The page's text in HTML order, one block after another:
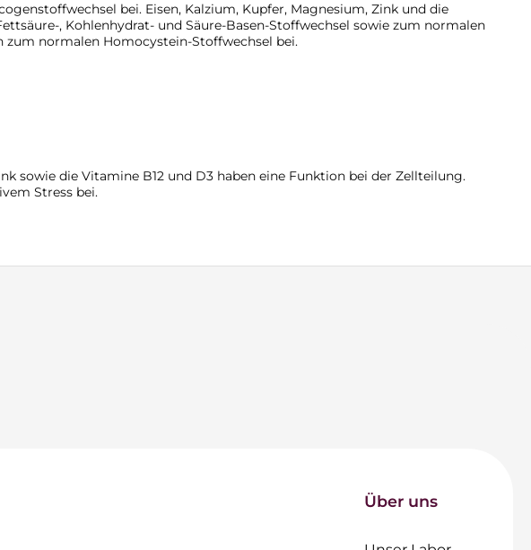
bei. Eisen, Kalzium, Kupfer, Magnesium, Zink und die
, Kohlenhydrat- und Säure-Basen-Stoffwechsel sowie zum normalen
zum normalen Homocystein-Stoffwechsel bei.
sowie die Vitamine B12 und D3 haben eine Funktion bei der Zellteilung.
Stress bei.
Über uns